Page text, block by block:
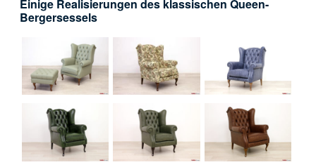
Einige Realisierungen des klassischen Queen-
Bergersessels